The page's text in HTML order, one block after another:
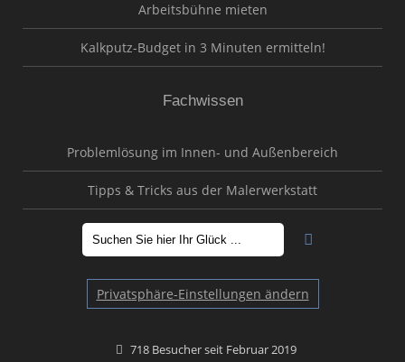
Arbeitsbühne mieten
Kalkputz-Budget in 3 Minuten ermitteln!
Fachwissen
Problemlösung im Innen- und Außenbereich
Tipps & Tricks aus der Malerwerkstatt
Privatsphäre-Einstellungen ändern
718 Besucher seit Februar 2019